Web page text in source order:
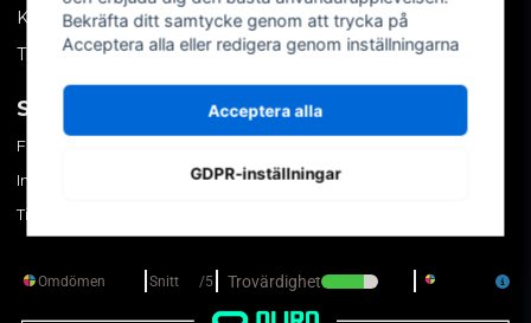
Köpvillkor
Tips & trix
SOCIALA MEDIER
Facebook
Instagram
TikTok
MITT KONTO
Skapa konto
Bekräfta ditt samtycke genom att trycka på
Acceptera alla eller redigera genom inställningarna
Acceptera alla
GDPR-inställningar